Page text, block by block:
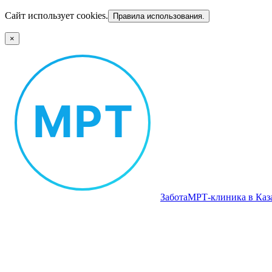
Сайт использует cookies. Правила использования.
×
ЗаботаМРТ‑клиника в